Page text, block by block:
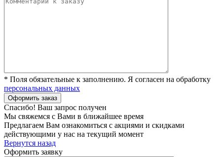
* Поля обязательные к заполнению. Я согласен на обработку
персональных данных
Спасибо! Ваш запрос получен
Мы свяжемся с Вами в ближайшее время
Предлагаем Вам ознакомиться с акциями и скидками
действующими у нас на текущий момент
Вернутся назад
Оформить заявку